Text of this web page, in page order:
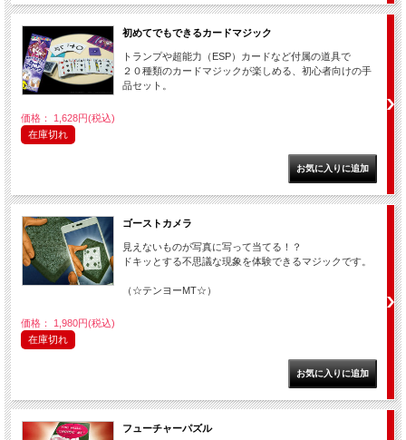
初めてでもできるカードマジック
トランプや超能力（ESP）カードなど付属の道具で
２０種類のカードマジックが楽しめる、初心者向けの手
品セット。
価格： 1,628円(税込)
在庫切れ
ゴーストカメラ
見えないものが写真に写って当てる！？
ドキッとする不思議な現象を体験できるマジックです。
（☆テンヨーMT☆）
価格： 1,980円(税込)
在庫切れ
フューチャーパズル